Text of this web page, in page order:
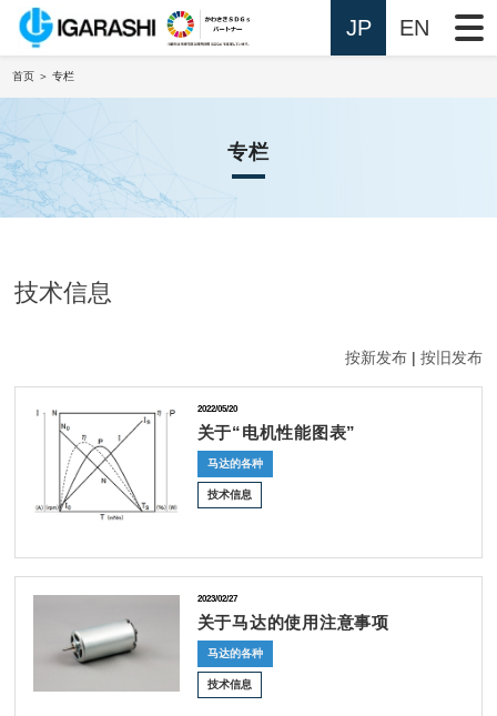
JP EN
首页 ＞ 专栏
专栏
技术信息
按新发布| 按旧发布
2022/05/20
关于“电机性能图表”
马达的各种
技术信息
2023/02/27
关于马达的使用注意事项
马达的各种
技术信息